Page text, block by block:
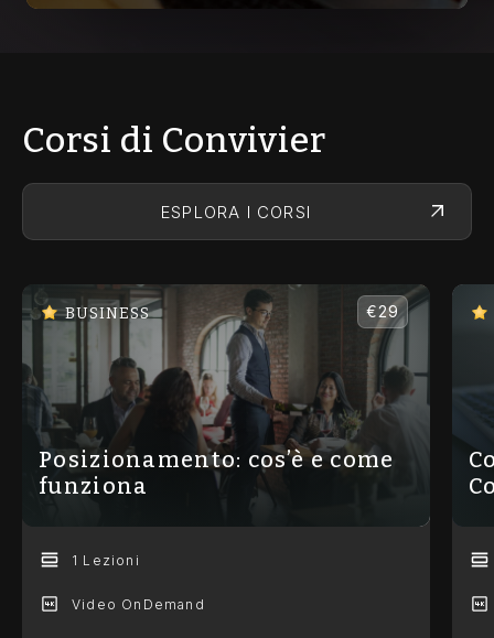
Corsi di Convivier
ESPLORA I CORSI
€29
BUSINESS
Posizionamento: cos’è e come
funziona
1 Lezioni
Video OnDemand